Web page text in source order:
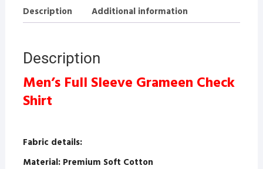
Description Additional information
Description
Men’s Full Sleeve Grameen Check
Shirt
Fabric details:
Material: Premium Soft Cotton